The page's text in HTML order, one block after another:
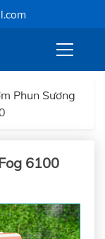
Phun Sương
6100